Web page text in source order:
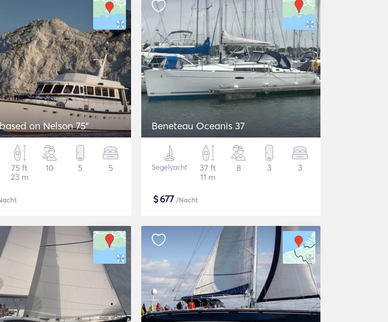
on Nelson 75"
75 ft
23 m
10 5 5
Beneteau Oceanis 37
Segelyacht
37 ft
11 m
8 3 3
$677 /Nacht